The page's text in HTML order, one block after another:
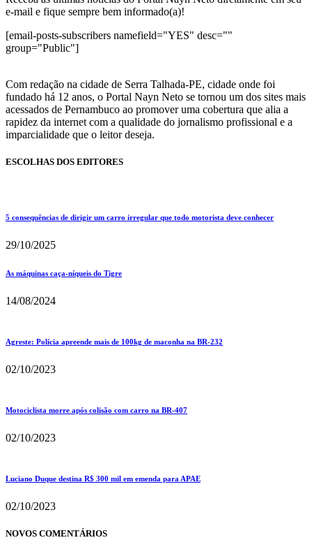
e-mail e fique sempre bem informado(a)!
[email-posts-subscribers namefield="YES" desc=""
group="Public"]
Com redação na cidade de Serra Talhada-PE, cidade onde foi
fundado há 12 anos, o Portal Nayn Neto se tornou um dos sites mais
acessados de Pernambuco ao promover uma cobertura que alia a
rapidez da internet com a qualidade do jornalismo profissional e a
imparcialidade que o leitor deseja.
ESCOLHAS DOS EDITORES
5 consequências de dirigir um carro irregular que todo motorista deve conhecer
29/10/2025
As máquinas caça-níqueis do Tigre
14/08/2024
Agreste: Polícia apreende mais de 100kg de maconha na BR-232
02/10/2023
Motociclista morre após colisão com carro na BR-407
02/10/2023
Luciano Duque destina R$ 300 mil em emenda para APAE
02/10/2023
NOVOS COMENTÁRIOS